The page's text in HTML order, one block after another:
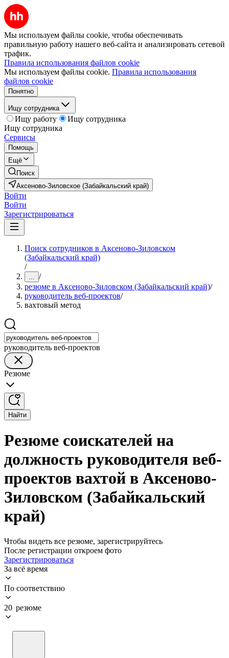
Мы используем файлы cookie, чтобы обеспечивать
правильную работу нашего веб-сайта и анализировать сетевой
трафик.
Правила использования файлов cookie
Мы используем файлы cookie. Правила использования
файлов cookie
Понятно
Ищу сотрудника
Ищу работу
Ищу сотрудника
Ищу сотрудника
Сервисы
Помощь
Ещё
Поиск
Аксеново-Зиловское (Забайкальский край)
Войти
Войти
Зарегистрироваться
Поиск сотрудников в Аксеново-Зиловском
(Забайкальский край)
/
... /
резюме в Аксеново-Зиловском (Забайкальский край)/
руководитель веб-проектов/
вахтовый метод
руководитель веб-проектов
Резюме
Найти
Резюме соискателей на
должность руководителя веб-
проектов вахтой в Аксеново-
Зиловском (Забайкальский
край)
Чтобы видеть все резюме, зарегистрируйтесь
После регистрации откроем фото
Зарегистрироваться
За всё время
По соответствию
20 резюме